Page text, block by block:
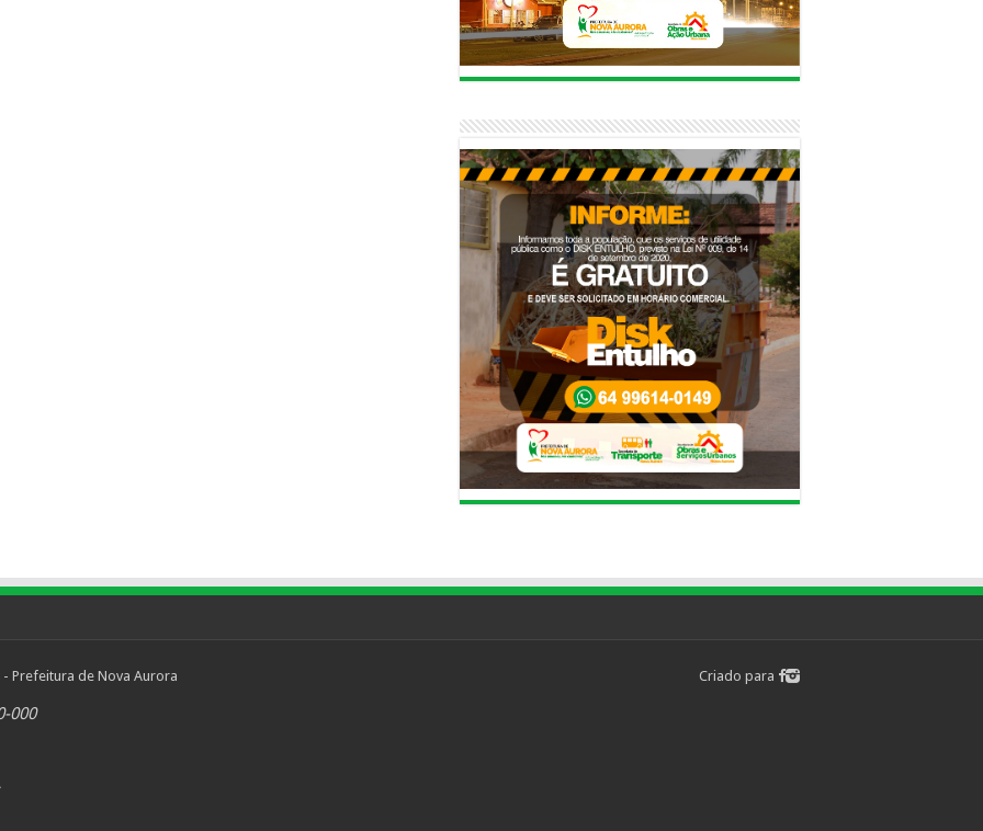
Criado para
Prefeitura de Nova Aurora
000